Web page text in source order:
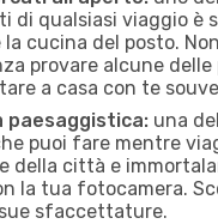
di qualsiasi viaggio è
la cucina del posto.
provare alcune
a casa con te
paesaggistica: una
puoi fare mentre
della città e
la tua fotocamera.
sfaccettature.